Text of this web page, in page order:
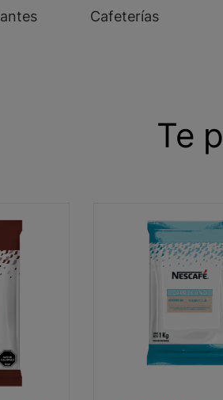
Cafeterías
Te